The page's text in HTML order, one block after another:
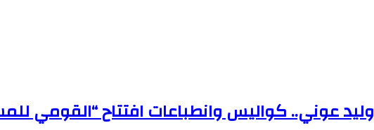
عوني.. كواليس وانطباعات افتتاح “القومي